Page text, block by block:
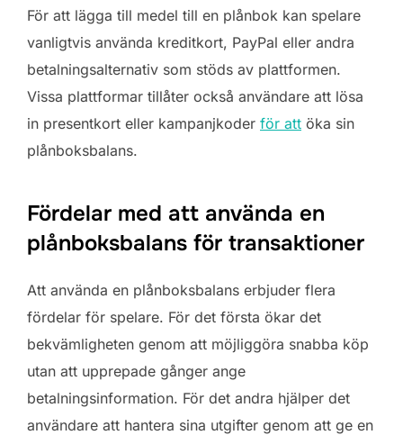
För att lägga till medel till en plånbok kan spelare
vanligtvis använda kreditkort, PayPal eller andra
betalningsalternativ som stöds av plattformen.
Vissa plattformar tillåter också användare att lösa
in presentkort eller kampanjkoder för att öka sin
plånboksbalans.
Fördelar med att använda en
plånboksbalans för transaktioner
Att använda en plånboksbalans erbjuder flera
fördelar för spelare. För det första ökar det
bekvämligheten genom att möjliggöra snabba köp
utan att upprepade gånger ange
betalningsinformation. För det andra hjälper det
användare att hantera sina utgifter genom att ge en